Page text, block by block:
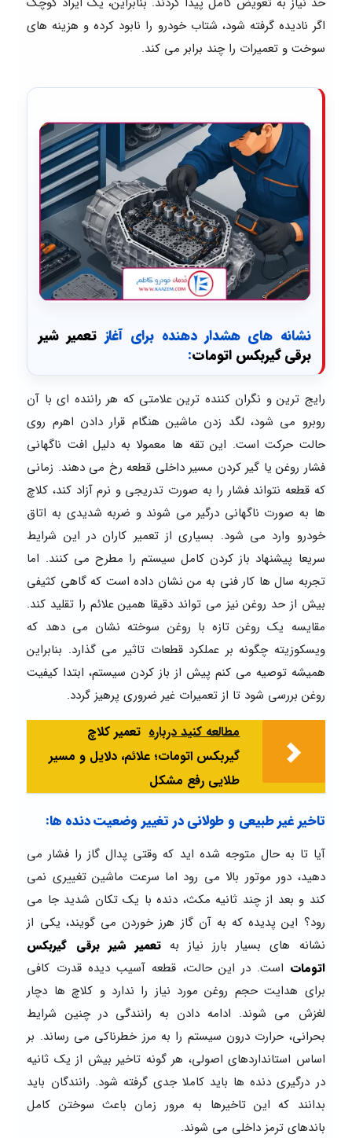
اگر نادیده گرفته شود، شتاب خودرو را نابود کرده و هزینه های
سوخت و تعمیرات را چند برابر می کند.
نشانه های هشدار دهنده برای آغازتعمیر شیر
برقی گیربکس اتومات:
رایج ترین و نگران کننده ترین علامتی که هر راننده ای با آن
روبرو می شود، لگد زدن ماشین هنگام قرار دادن اهرم روی
حالت حرکت است. این تقه ها معمولا به دلیل افت ناگهانی
فشار روغن یا گیر کردن مسیر داخلی قطعه رخ می دهند. زمانی
که قطعه نتواند فشار را به صورت تدریجی و نرم آزاد کند، کلاچ
ها به صورت ناگهانی درگیر می شوند و ضربه شدیدی به اتاق
خودرو وارد می شود. بسیاری از تعمیر کاران در این شرایط
سریعا پیشنهاد باز کردن کامل سیستم را مطرح می کنند. اما
تجربه سال ها کار فنی به من نشان داده است که گاهی کثیفی
بیش از حد روغن نیز می تواند دقیقا همین علائم را تقلید کند.
مقایسه یک روغن تازه با روغن سوخته نشان می دهد که
ویسکوزیته چگونه بر عملکرد قطعات تاثیر می گذارد. بنابراین
همیشه توصیه می کنم پیش از باز کردن سیستم، ابتدا کیفیت
روغن بررسی شود تا از تعمیرات غیر ضروری پرهیز گردد.
مطالعه کنید درباره‌ تعمیر کلاچ
گیربکس اتومات؛ علائم، دلایل و مسیر
طلایی رفع مشکل
تاخیر غیر طبیعی و طولانی در تغییر وضعیت دنده ها:
آیا تا به حال متوجه شده اید که وقتی پدال گاز را فشار می
دهید، دور موتور بالا می رود اما سرعت ماشین تغییری نمی
کند و بعد از چند ثانیه مکث، دنده با یک تکان شدید جا می
رود؟ این پدیده که به آن گاز هرز خوردن می گویند، یکی از
نشانه های بسیار بارز نیاز بهتعمیر شیر برقی گیربکس
اتومات است. در این حالت، قطعه آسیب دیده قدرت کافی
برای هدایت حجم روغن مورد نیاز را ندارد و کلاچ ها دچار
لغزش می شوند. ادامه دادن به رانندگی در چنین شرایط
بحرانی، حرارت درون سیستم را به مرز خطرناکی می رساند. بر
اساس استانداردهای اصولی، هر گونه تاخیر بیش از یک ثانیه
در درگیری دنده ها باید کاملا جدی گرفته شود. رانندگان باید
بدانند که این تاخیرها به مرور زمان باعث سوختن کامل
باندهای ترمز داخلی می شوند.